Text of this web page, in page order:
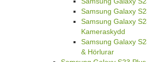
Samsung Galaxy
Samsung Galaxy
Kameraskydd
Samsung Galaxy
& Hörlurar